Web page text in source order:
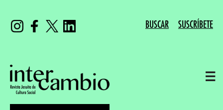
BUSCAR SUSCRÍBETE
☰